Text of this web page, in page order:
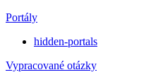
Portály
hidden-portals
Vypracované otázky